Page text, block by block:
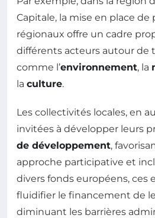
Capitale, la mise en place
régionaux offre un cadre
différents acteurs autour de
comme l’environnement, la
la culture.
Les collectivités locales, en
invitées à développer leurs
de développement,
approche participative et
divers fonds européens, ces
fluidifier le financement de
diminuant les barrières